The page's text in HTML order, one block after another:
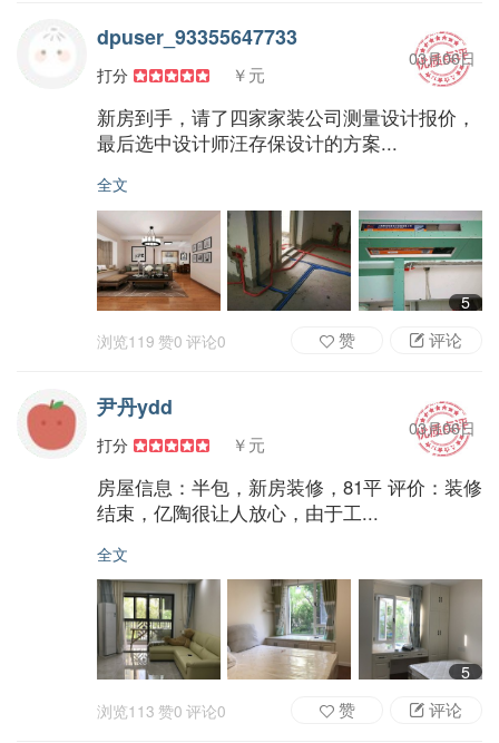
dpuser_93355647733
打分 ￥元
03月06日
新房到手，请了四家家装公司测量设计报价，
最后选中设计师汪存保设计的方案...
全文
5
浏览119 赞0 评论0 评论
赞
尹丹ydd
打分 ￥元
03月06日
房屋信息：半包，新房装修，81平 评价：装修
结束，亿陶很让人放心，由于工...
全文
5
浏览113 赞0 评论0 评论
赞